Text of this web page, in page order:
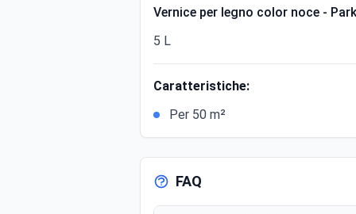
Vernice per legno color noce -
5 L
Caratteristiche:
Per 50 m²
FAQ